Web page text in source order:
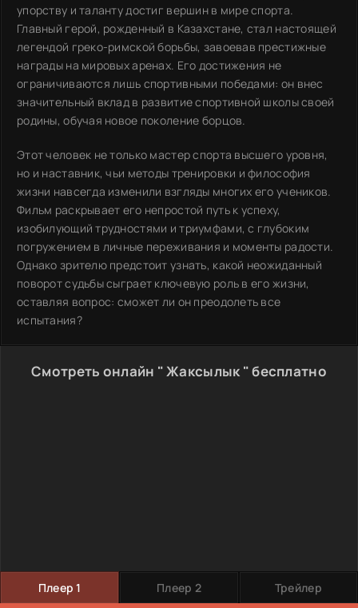
упорству и таланту достиг вершин в мире спорта.
Главный герой, рожденный в Казахстане, стал настоящей
легендой греко-римской борьбы, завоевав престижные
награды на мировых аренах. Его достижения не
ограничиваются лишь спортивными победами: он внес
значительный вклад в развитие спортивной школы своей
родины, обучая новое поколение борцов.
Этот человек не только мастер спорта высшего уровня,
но и наставник, чьи методы тренировки и философия
жизни навсегда изменили взгляды многих его учеников.
Фильм раскрывает его непростой путь к успеху,
изобилующий трудностями и триумфами, с глубоким
погружением в личные переживания и моменты радости.
Однако зрителю предстоит узнать, какой неожиданный
поворот судьбы сыграет ключевую роль в его жизни,
оставляя вопрос: сможет ли он преодолеть все
испытания?
Смотреть онлайн " Жаксылык " бесплатно
Плеер 1 Плеер 2 Трейлер